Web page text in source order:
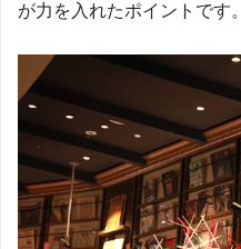
が力を入れたポイントです。